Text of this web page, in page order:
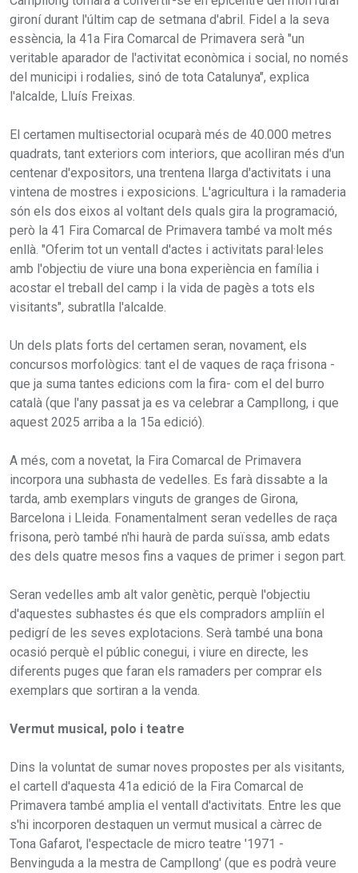
gironí durant l'últim cap de setmana d'abril. Fidel a la seva
essència, la 41a Fira Comarcal de Primavera serà "un
veritable aparador de l'activitat econòmica i social, no només
del municipi i rodalies, sinó de tota Catalunya", explica
l'alcalde, Lluís Freixas.
El certamen multisectorial ocuparà més de 40.000 metres
quadrats, tant exteriors com interiors, que acolliran més d'un
centenar d'expositors, una trentena llarga d'activitats i una
vintena de mostres i exposicions. L'agricultura i la ramaderia
són els dos eixos al voltant dels quals gira la programació,
però la 41 Fira Comarcal de Primavera també va molt més
enllà. "Oferim tot un ventall d'actes i activitats paral·leles
amb l'objectiu de viure una bona experiència en família i
acostar el treball del camp i la vida de pagès a tots els
visitants", subratlla l'alcalde.
Un dels plats forts del certamen seran, novament, els
concursos morfològics: tant el de vaques de raça frisona -
que ja suma tantes edicions com la fira- com el del burro
català (que l'any passat ja es va celebrar a Campllong, i que
aquest 2025 arriba a la 15a edició).
A més, com a novetat, la Fira Comarcal de Primavera
incorpora una subhasta de vedelles. Es farà dissabte a la
tarda, amb exemplars vinguts de granges de Girona,
Barcelona i Lleida. Fonamentalment seran vedelles de raça
frisona, però també n'hi haurà de parda suïssa, amb edats
des dels quatre mesos fins a vaques de primer i segon part.
Seran vedelles amb alt valor genètic, perquè l'objectiu
d'aquestes subhastes és que els compradors ampliïn el
pedigrí de les seves explotacions. Serà també una bona
ocasió perquè el públic conegui, i viure en directe, les
diferents puges que faran els ramaders per comprar els
exemplars que sortiran a la venda.
Vermut musical, polo i teatre
Dins la voluntat de sumar noves propostes per als visitants,
el cartell d'aquesta 41a edició de la Fira Comarcal de
Primavera també amplia el ventall d'activitats. Entre les que
s'hi incorporen destaquen un vermut musical a càrrec de
Tona Gafarot, l'espectacle de micro teatre '1971 -
Benvinguda a la mestra de Campllong' (que es podrà veure